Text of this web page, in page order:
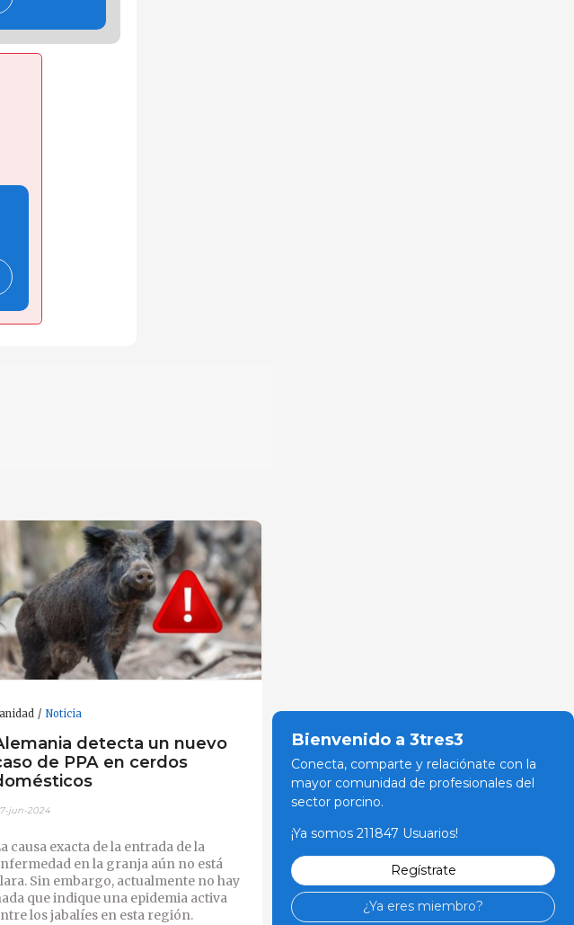
Noticia
detecta un nuevo
de PPA en cerdos
jun-2024
causa exacta de la entrada de la
en la granja aún no está
Sin embargo, actualmente no hay
que indique una epidemia activa
los jabalíes en esta región.
Bienvenido a 3tres3
Conecta, comparte y relaciónate con la
mayor comunidad de profesionales del
sector porcino.
¡Ya somos 211847 Usuarios!
Regístrate
¿Ya eres miembro?